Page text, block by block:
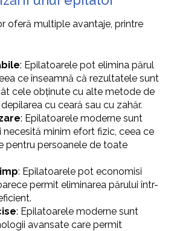
oferă multiple avantaje, printre
: Epilatoarele pot elimina părul
ce înseamnă că rezultatele sunt
cele obținute cu alte metode de
cu ceară sau cu zahăr.
: Epilatoarele moderne sunt
necesită minim efort fizic, ceea ce
pentru persoanele de toate
: Epilatoarele pot economisi
permit eliminarea părului într-
: Epilatoarele moderne sunt
avansate care permit